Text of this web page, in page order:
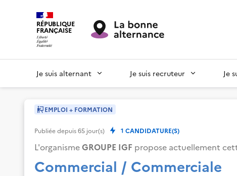
RÉPUBLIQUE
FRANÇAISE
Je suis alternant Je suis recruteur Je
EMPLOI + FORMATION
Publiée depuis65 jour(s) 1 CANDIDATURE(S)
L'organismeGROUPE IGF propose actuellement
Commercial / Commerciale